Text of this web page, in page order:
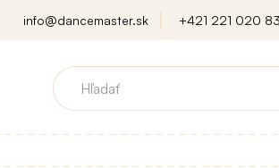
info@dancemaster.sk +421 221 020